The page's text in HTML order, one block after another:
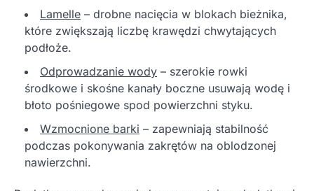
Lamelle – drobne nacięcia w blokach bieżnika,
które zwiększają liczbę krawędzi chwytających
podłoże.
Odprowadzanie wody – szerokie rowki
środkowe i skośne kanały boczne usuwają wodę i
błoto pośniegowe spod powierzchni styku.
Wzmocnione barki – zapewniają stabilność
podczas pokonywania zakrętów na oblodzonej
nawierzchni.